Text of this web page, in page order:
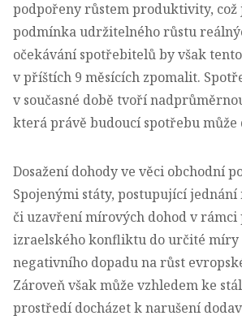
podpořeny růstem produktivity, což
podmínka udržitelného růstu
očekávání spotřebitelů by však
v příštích 9 měsících zpomalit.
v současné době tvoří
která právě budoucí spotřebu může
Dosažení dohody ve věci obchodní
Spojenými státy, postupující jednání
či uzavření mírových dohod v rámci
izraelského konfliktu do určité
negativního dopadu na růst
Zároveň však může vzhledem ke
prostředí docházet k narušení